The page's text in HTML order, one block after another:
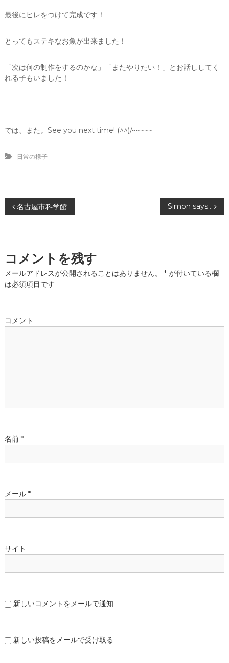
最後にヒレをつけて完成です！
とってもステキなお魚が出来ました！
「次は何の制作をするのかな」「またやりたい！」とお話ししてく
れる子もいました！
では、また。See you next time! (^^)/~~~~~
日常の様子
投
ナ
ビ
ー
名古屋市科学館 Simon says…
コメントを残す
メールアドレスが公開されることはありません。 *が付いている欄
は必須項目です
コメント
名前 *
メール *
サイト
新しいコメントをメールで通知
新しい投稿をメールで受け取る